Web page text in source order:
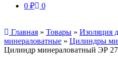
0 ₽ 0
Главная » Товары » Изоляция
минераловатные » Цилиндры
Цилиндр минераловатный ЭР